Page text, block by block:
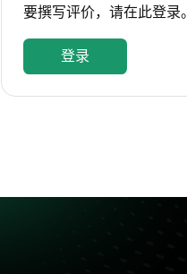
要撰写评价，请在此登录。
登录